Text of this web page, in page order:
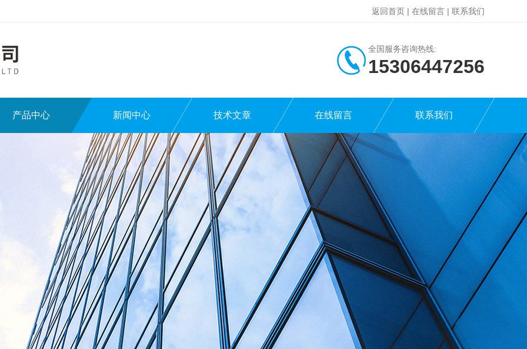
返回首页 | 在线留言 | 联系我们
全国服务咨询热线:
15306447256
产品中心 新闻中心 技术文章 在线留言 联系我们